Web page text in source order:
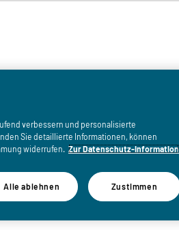
verbessern und personalisierte
Sie detaillierte Informationen, können
widerrufen. Zur Datenschutz-Information
Alle ablehnen Zustimmen